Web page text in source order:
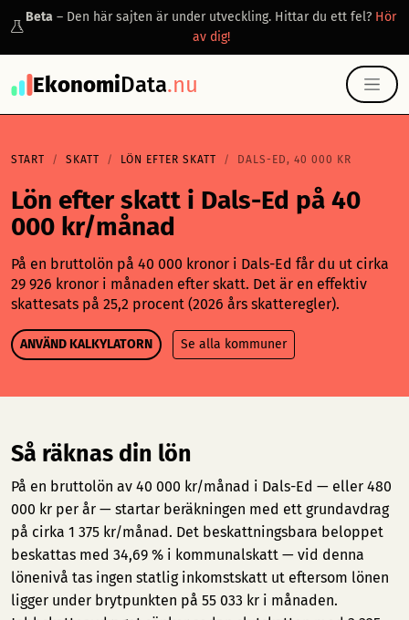
Beta – Den här sajten är under utveckling. Hittar du ett fel? Hör
av dig!
EkonomiData.nu
START SKATT LÖN EFTER SKATT DALS-ED, 40 000 KR
Lön efter skatt i Dals-Ed på 40
000 kr/månad
På en bruttolön på 40 000 kronor i Dals-Ed får du ut cirka
29 926 kronor i månaden efter skatt. Det är en effektiv
skattesats på 25,2 procent (2026 års skatteregler).
ANVÄND KALKYLATORN Se alla kommuner
Så räknas din lön
På en bruttolön av 40 000 kr/månad i Dals-Ed — eller 480
000 kr per år — startar beräkningen med ett grundavdrag
på cirka 1 375 kr/månad. Det beskattningsbara beloppet
beskattas med 34,69 % i kommunalskatt — vid denna
lönenivå tas ingen statlig inkomstskatt ut eftersom lönen
ligger under brytpunkten på 55 033 kr i månaden.